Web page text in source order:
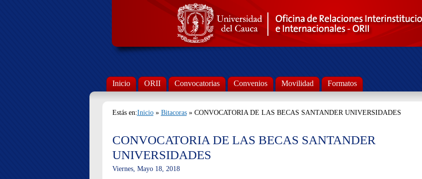
Inicio ORII Convocatorias Convenios Movilidad Formatos
Estás en:Inicio» Bitacoras» CONVOCATORIA DE LAS BECAS SANTANDER UNIVERSIDADES
CONVOCATORIA DE LAS BECAS SANTANDER
UNIVERSIDADES
Viernes, Mayo 18, 2018